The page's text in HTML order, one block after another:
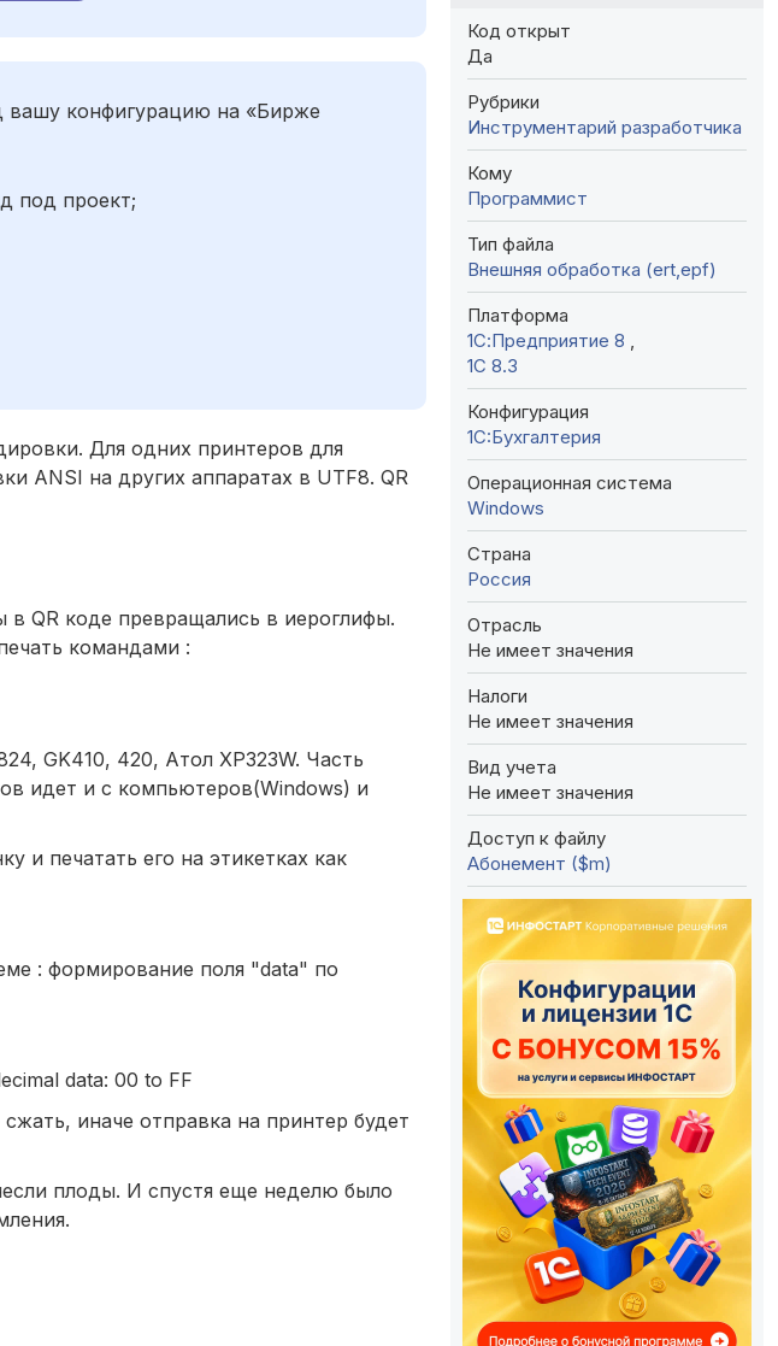
вашу конфигурацию на «Бирже
под проект;
Для одних принтеров для
ANSI на других аппаратах в UTF8. QR
в QR коде превращались в иероглифы.
командами :
GK410, 420, Атол XP323W. Часть
идет и с компьютеров(Windows) и
и печатать его на этикетках как
: формирование поля "data" по
data: 00 to FF
иначе отправка на принтер будет
плоды. И спустя еще неделю было
Код открыт
Да
Рубрики
Инструментарий разработчика
Кому
Программист
Тип файла
Внешняя обработка (ert,epf)
Платформа
1С:Предприятие 8
1С 8.3
Конфигурация
1C:Бухгалтерия
Операционная система
Windows
Страна
Россия
Отрасль
Не имеет значения
Налоги
Не имеет значения
Вид учета
Не имеет значения
Доступ к файлу
Абонемент ($m)